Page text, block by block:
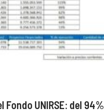
Fondo UNIRSE: del 94%